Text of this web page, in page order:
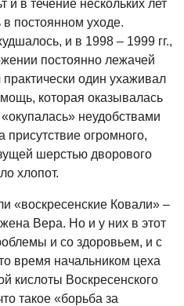
и в течение нескольких лет
постоянном уходе.
и в 1998 – 1999 гг.,
постоянно лежачей
один ухаживал
которая оказывалась
неудобствами
огромного,
шерстью дворового
хлопот.
«воскресенские Ковали» –
Вера. Но и у них в этот
и со здоровьем, и с
время начальником цеха
кислоты Воскресенского
такое «борьба за